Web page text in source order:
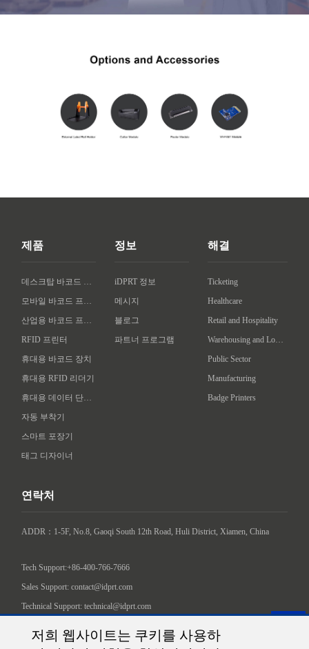
저희 웹사이트는 쿠키를 사용하
제품
데스크탑 바코드 프린터
모바일 바코드 프린터
산업용 바코드 프린터
RFID 프린터
휴대용 바코드 장치
휴대용 RFID 리더기
휴대용 데이터 단말기
자동 부착기
스마트 포장기
태그 디자이너
정보
iDPRT 정보
메시지
블로그
파트너 프로그램
해결
Ticketing
Healthcare
Retail and Hospitality
Warehousing and Logistics
Public Sector
Manufacturing
Badge Printers
연락처
ADDR：1-5F, No.8, Gaoqi South 12th Road, Huli District, Xiamen, China
Tech Support:+86-400-766-7666
Sales Support: contact@idprt.com
Technical Support: technical@idprt.com